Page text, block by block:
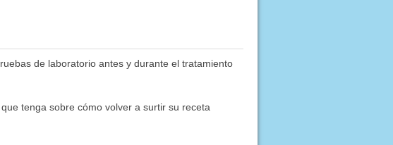
de laboratorio antes y durante el tratamiento
tenga sobre cómo volver a surtir su receta